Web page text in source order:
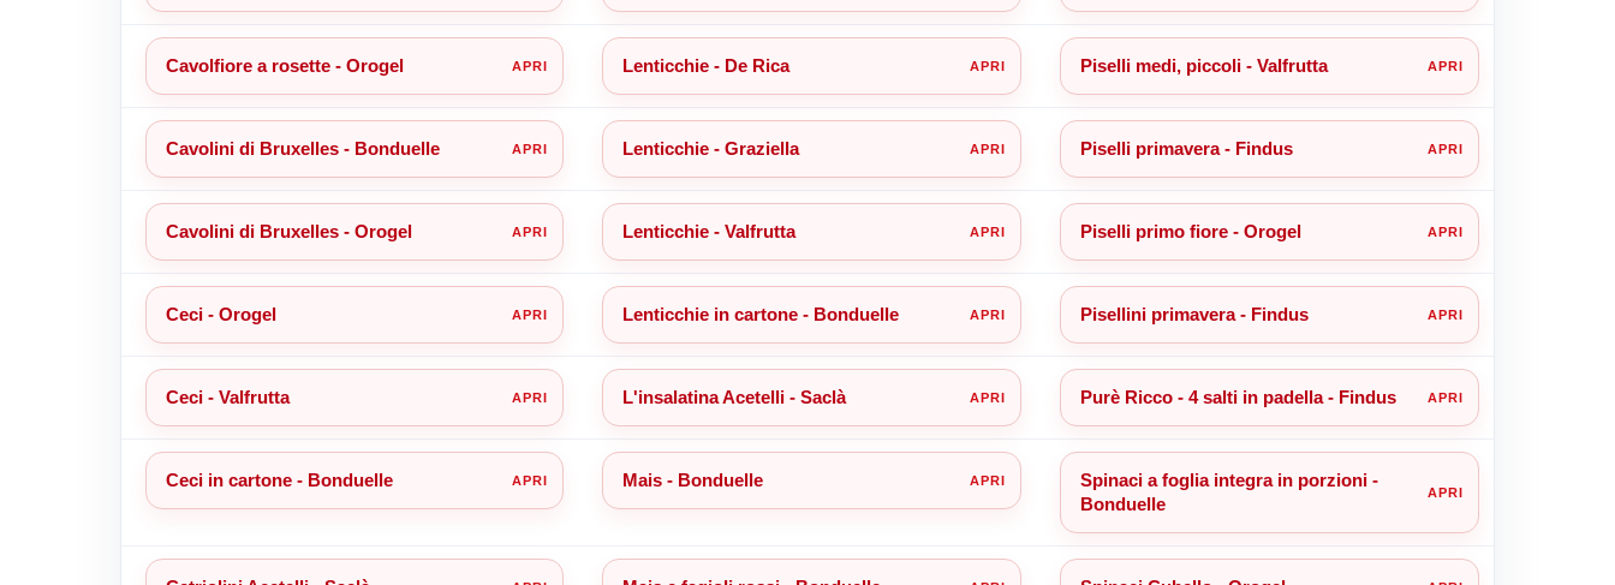
Cavolfiore a rosette - Orogel Lenticchie - De Rica Piselli medi, piccoli - Valfrutta
Cavolini di Bruxelles - Bonduelle Lenticchie - Graziella Piselli primavera - Findus
Cavolini di Bruxelles - Orogel Lenticchie - Valfrutta Piselli primo fiore - Orogel
Ceci - Orogel Lenticchie in cartone - Bonduelle Pisellini primavera - Findus
Ceci - Valfrutta L'insalatina Acetelli - Saclà Purè Ricco - 4 salti in padella - Findus
Ceci in cartone - Bonduelle Mais - Bonduelle
Spinaci a foglia integra in porzioni -
Bonduelle